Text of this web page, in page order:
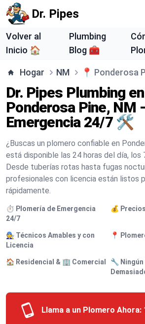
Dr. Pipes
Volver al
Inicio 🏠
Plumbing
Blog 🧰
Hogar NM 📍 Ponderosa
Dr. Pipes Plumbing en
Ponderosa Pine, NM
Emergencia 24/7 🛠️
¿Buscas un plomero confiable en
está disponible las 24 horas del día, los
Desde tuberías rotas hasta fugas
profesionales con licencia están listos
rápidamente.
⏱️ Plomería de Emergencia
24/7
💰
🧑‍🔧 Técnicos Amables y con
Licencia
📍
🏠 Residencial & 🏢 Comercial
🔧
Llama a un Plomero Ahora: